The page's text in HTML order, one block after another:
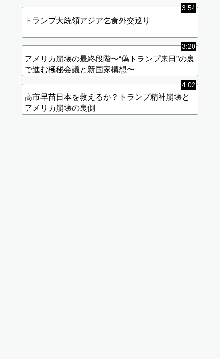
3:54
トランプ大統領アジア乞食外交巡り
3:20
アメリカ崩壊の最終段階〜“偽トランプ来日”の裏
で進む極秘会議と新国家構想〜
4:02
高市早苗日本を救えるか？トランプ精神崩壊と
アメリカ崩壊の裏側